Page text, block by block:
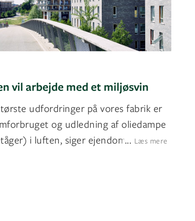
vil arbejde med et miljøsvin
udfordringer på vores fabrik er
og udledning af oliedampe
i luften, siger ejendomsche
... Læs mere